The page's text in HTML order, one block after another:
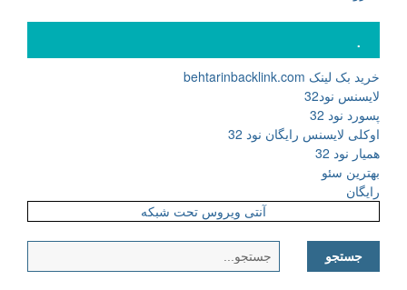
.
خرید بک لینک behtarinbacklink.com
لایسنس نود32
پسورد نود 32
اوکلی لایسنس رایگان نود 32
همیار نود 32
بهترین سئو
رایگان
آنتی ویروس تحت شبکه
برای: